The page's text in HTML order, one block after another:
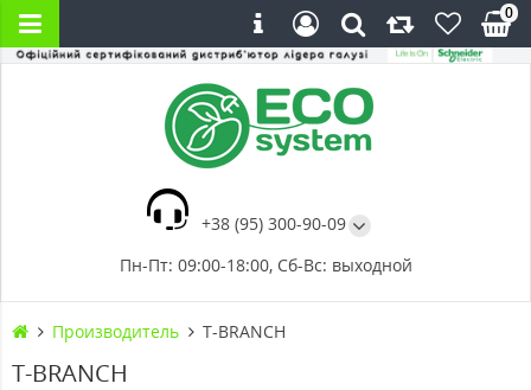
+38 (95) 300-90-09
Пн-Пт: 09:00-18:00, Сб-Вс: выходной
0
Производитель T-BRANCH
T-BRANCH